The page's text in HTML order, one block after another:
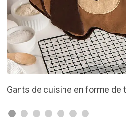
Fabriqué en 100% coton